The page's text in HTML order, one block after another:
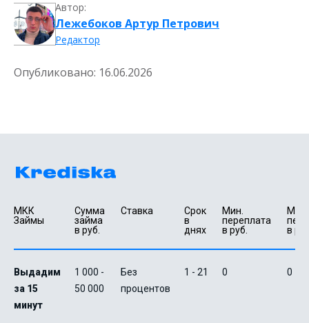
Автор:
Лежебоков Артур Петрович
Редактор
Опубликовано: 16.06.2026
МКК
Займы
Сумма
займа
в руб.
Ставка
Срок
в
днях
Мин.
переплата
в руб.
в
Выдадим
за 15
минут
1 000 -
50 000
Без
процентов
1 - 21 0 0